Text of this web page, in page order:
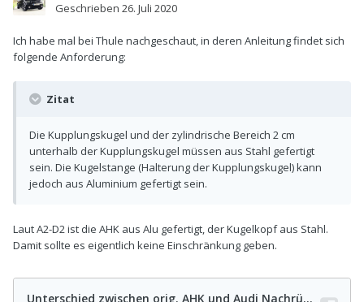
Geschrieben 26. Juli 2020
Ich habe mal bei Thule nachgeschaut, in deren Anleitung findet sich
folgende Anforderung:
Zitat
Die Kupplungskugel und der zylindrische Bereich 2 cm
unterhalb der Kupplungskugel müssen aus Stahl gefertigt
sein. Die Kugelstange (Halterung der Kupplungskugel) kann
jedoch aus Aluminium gefertigt sein.
Laut A2-D2 ist die AHK aus Alu gefertigt, der Kugelkopf aus Stahl.
Damit sollte es eigentlich keine Einschränkung geben.